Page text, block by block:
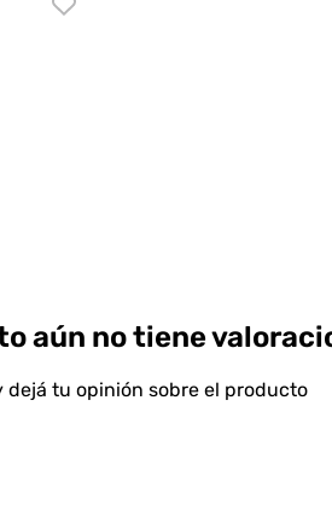
aún no tiene
dejá tu opinión sobre el producto